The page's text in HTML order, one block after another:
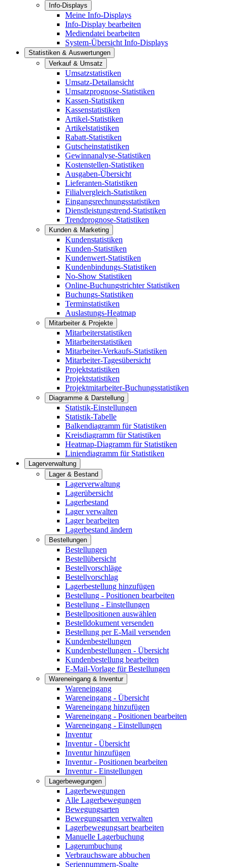
Info-Displays
Meine Info-Displays
Info-Display bearbeiten
Mediendatei bearbeiten
System-Übersicht Info-Displays
Statistiken & Auswertungen
Verkauf & Umsatz
Umsatzstatistiken
Umsatz-Detailansicht
Umsatzprognose-Statistiken
Kassen-Statistiken
Kassenstatistiken
Artikel-Statistiken
Artikelstatistiken
Rabatt-Statistiken
Gutscheinstatistiken
Gewinnanalyse-Statistiken
Kostenstellen-Statistiken
Ausgaben-Übersicht
Lieferanten-Statistiken
Filialvergleich-Statistiken
Eingangsrechnungsstatistiken
Dienstleistungstrend-Statistiken
Trendprognose-Statistiken
Kunden & Marketing
Kundenstatistiken
Kunden-Statistiken
Kundenwert-Statistiken
Kundenbindungs-Statistiken
No-Show Statistiken
Online-Buchungstrichter Statistiken
Buchungs-Statistiken
Terminstatistiken
Auslastungs-Heatmap
Mitarbeiter & Projekte
Mitarbeiterstatistiken
Mitarbeiterstatistiken
Mitarbeiter-Verkaufs-Statistiken
Mitarbeiter-Tagesübersicht
Projektstatistiken
Projektstatistiken
Projektmitarbeiter-Buchungsstatistiken
Diagramme & Darstellung
Statistik-Einstellungen
Statistik-Tabelle
Balkendiagramm für Statistiken
Kreisdiagramm für Statistiken
Heatmap-Diagramm für Statistiken
Liniendiagramm für Statistiken
Lagerverwaltung
Lager & Bestand
Lagerverwaltung
Lagerübersicht
Lagerbestand
Lager verwalten
Lager bearbeiten
Lagerbestand ändern
Bestellungen
Bestellungen
Bestellübersicht
Bestellvorschläge
Bestellvorschlag
Lagerbestellung hinzufügen
Bestellung - Positionen bearbeiten
Bestellung - Einstellungen
Bestellpositionen auswählen
Bestelldokument versenden
Bestellung per E-Mail versenden
Kundenbestellungen
Kundenbestellungen - Übersicht
Kundenbestellung bearbeiten
E-Mail-Vorlage für Bestellungen
Wareneingang & Inventur
Wareneingang
Wareneingang - Übersicht
Wareneingang hinzufügen
Wareneingang - Positionen bearbeiten
Wareneingang - Einstellungen
Inventur
Inventur - Übersicht
Inventur hinzufügen
Inventur - Positionen bearbeiten
Inventur - Einstellungen
Lagerbewegungen
Lagerbewegungen
Alle Lagerbewegungen
Bewegungsarten
Bewegungsarten verwalten
Lagerbewegungsart bearbeiten
Manuelle Lagerbuchung
Lagerumbuchung
Verbrauchsware abbuchen
Seriennummern-Spalte